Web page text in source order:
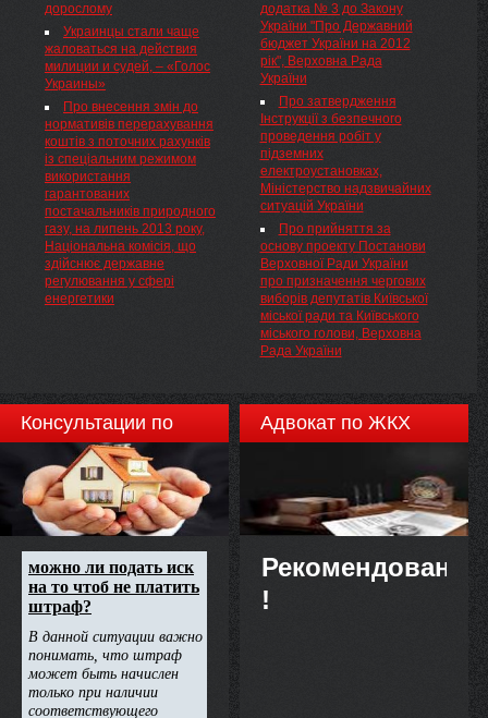
Організація змагань такого
рівня надзвичайно ...
дорослому
Украинцы стали чаще
жаловаться на действия
милиции и судей, – «Голос
Украины»
Про внесення змін до
нормативів перерахування
коштів з поточних рахунків
із спеціальним режимом
використання
гарантованих
постачальників природного
газу, на липень 2013 року,
Національна комісія, що
здійснює державне
регулювання у сфері
енергетики
тодішній Європі Київську ...
додатка № 3 до Закону
України "Про Державний
бюджет України на 2012
рік", Верховна Рада
України
Про затвердження
Інструкції з безпечного
проведення робіт у
підземних
електроустановках,
Міністерство надзвичайних
ситуацій України
Про прийняття за
основу проекту Постанови
Верховної Ради України
про призначення чергових
виборів депутатів Київської
міської ради та Київського
міського голови, Верховна
Рада України
Консультации по
недвижимости
Адвокат по ЖКХ
Рекомендовано
!